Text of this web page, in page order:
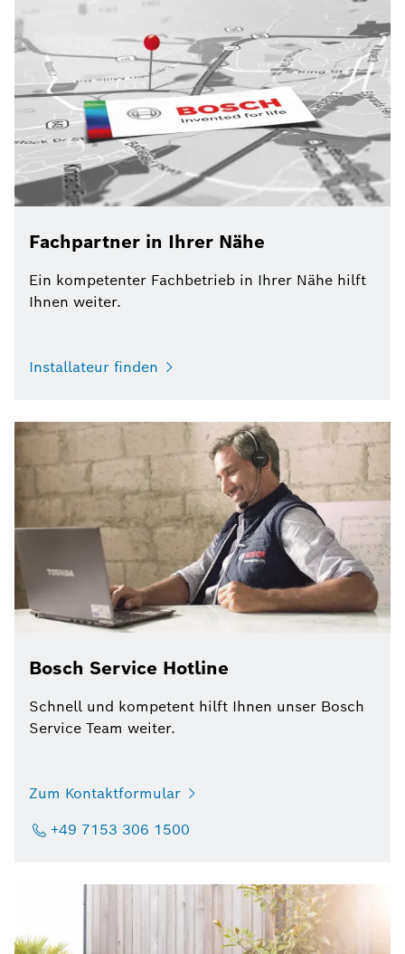
Fachpartner in Ihrer Nähe
Ein kompetenter Fachbetrieb in Ihrer Nähe hilft
Ihnen weiter.
Installateur finden
Bosch Service Hotline
Schnell und kompetent hilft Ihnen unser Bosch
Service Team weiter.
Zum Kontaktformular
+49 7153 306 1500